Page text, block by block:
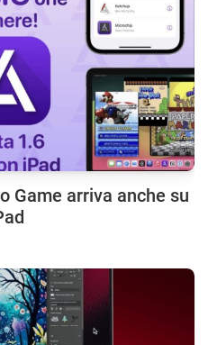
Game arriva anche su